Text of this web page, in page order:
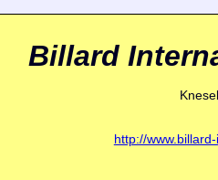
Billard
http://